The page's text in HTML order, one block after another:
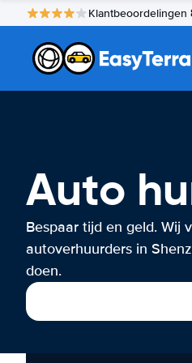
Klantbeoordelingen
Auto
Bespaar tijd en geld. Wij
autoverhuurders in
doen.